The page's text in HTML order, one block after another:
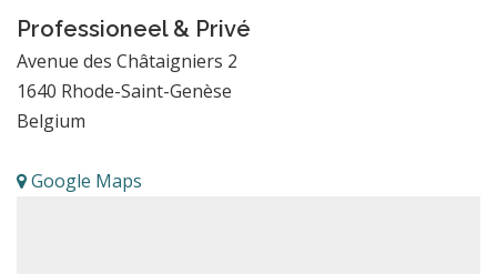
Professioneel & Privé
Avenue des Châtaigniers 2
1640 Rhode-Saint-Genèse
Belgium
Google Maps